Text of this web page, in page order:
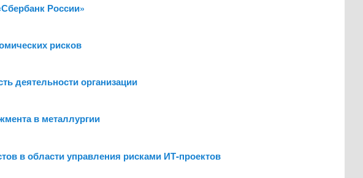
России»
рисков
деятельности организации
в металлургии
в области управления рисками ИТ-проектов